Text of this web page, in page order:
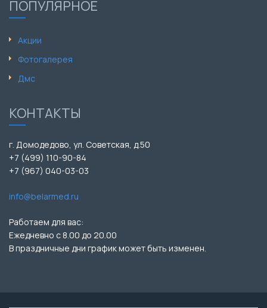
ПОПУЛЯРНОЕ
Акции
Фотогалерея
Дмс
КОНТАКТЫ
г. Домодедово, ул. Советская, д.50
+7 (499) 110-90-84
+7 (967) 040-03-03
info@belarmed.ru
Работаем для вас:
Ежедневно с 8.00 до 20.00
В праздничные дни график может быть изменен.